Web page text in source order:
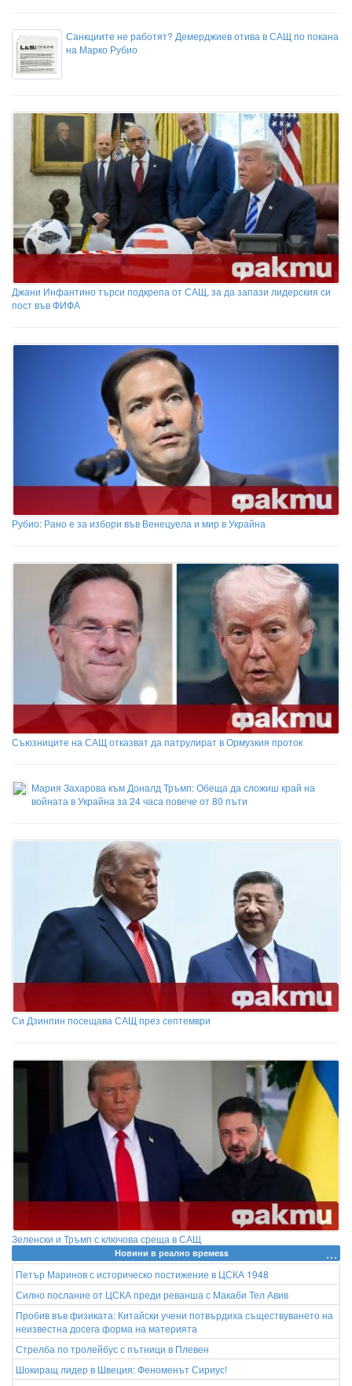
Санкциите не работят? Демерджиев отива в САЩ по покана
на Марко Рубио
Джани Инфантино търси подкрепа от САЩ, за да запази лидерския си
пост във ФИФА
Рубио: Рано е за избори във Венецуела и мир в Украйна
Съюзниците на САЩ отказват да патрулират в Ормузкия проток
Мария Захарова към Доналд Тръмп: Обеща да сложиш край на
войната в Украйна за 24 часа повече от 80 пъти
Си Дзинпин посещава САЩ през септември
Зеленски и Тръмп с ключова среща в САЩ
Новини в реално времеss
Петър Маринов с историческо постижение в ЦСКА 1948
Силно послание от ЦСКА преди реванша с Макаби Тел Авив
Пробив във физиката: Китайски учени потвърдиха съществуването на
неизвестна досега форма на материята
Стрелба по тролейбус с пътници в Плевен
Шокиращ лидер в Швеция: Феноменът Сириус!